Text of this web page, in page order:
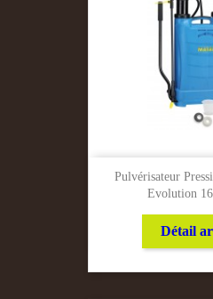
Pulvérisateur
Evolution
Détail